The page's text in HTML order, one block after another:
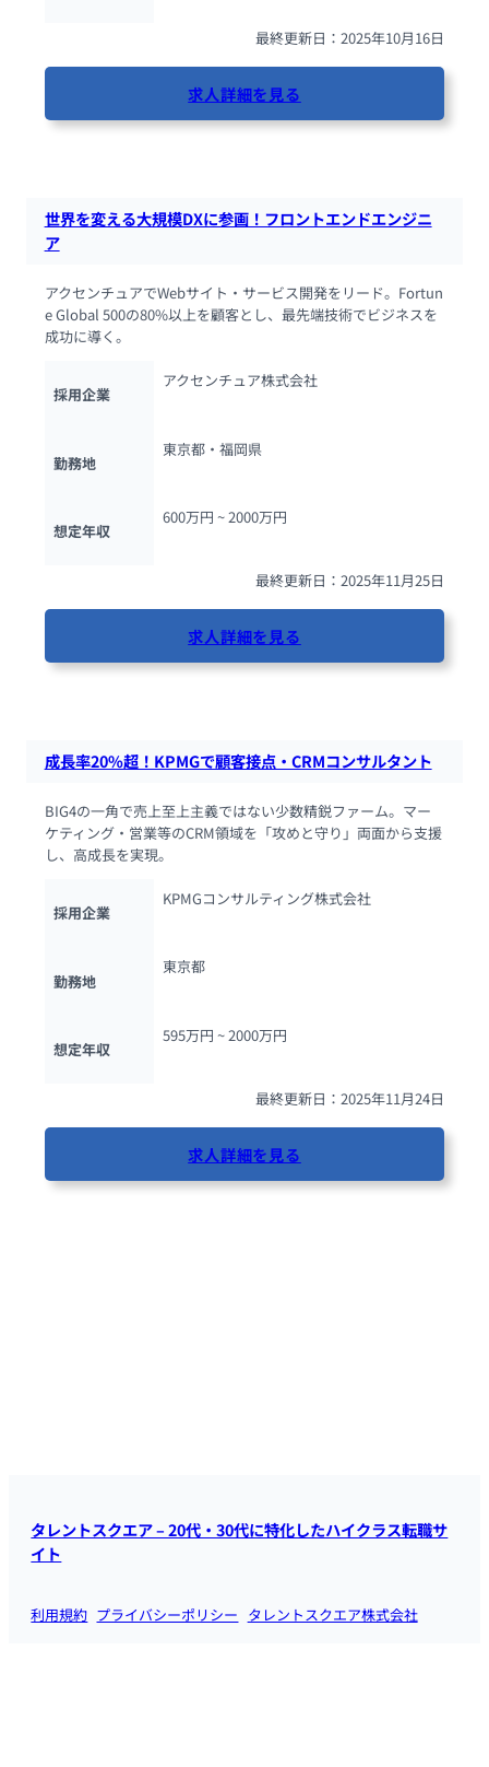
最終更新日：2025年10月16日
求人詳細を見る
世界を変える大規模DXに参画！フロントエンドエンジニ
ア
アクセンチュアでWebサイト・サービス開発をリード。Fortun
e Global 500の80%以上を顧客とし、最先端技術でビジネスを
成功に導く。
採用企業
アクセンチュア株式会社
勤務地
東京都・福岡県
想定年収
600万円 ~ 2000万円
最終更新日：2025年11月25日
求人詳細を見る
成長率20%超！KPMGで顧客接点・CRMコンサルタント
BIG4の一角で売上至上主義ではない少数精鋭ファーム。マー
ケティング・営業等のCRM領域を「攻めと守り」両面から支援
し、高成長を実現。
採用企業
KPMGコンサルティング株式会社
勤務地
東京都
想定年収
595万円 ~ 2000万円
最終更新日：2025年11月24日
求人詳細を見る
タレントスクエア – 20代・30代に特化したハイクラス転職サ
イト
利用規約 プライバシーポリシー タレントスクエア株式会社